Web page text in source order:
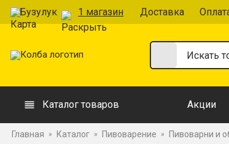
Бузулук 1 магазин Доставка
Каталог товаров Акции
Главная » Каталог » Пивоварение » Пивоварни и